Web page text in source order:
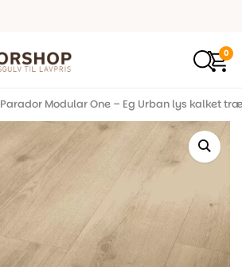
0
Parador Modular One – Eg Urban lys kalket